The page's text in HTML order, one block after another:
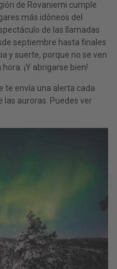
de Rovaniemi cumple
más idóneos del
de las llamadas
septiembre hasta finales
y suerte, porque no se ven
¡Y abrigarse bien!
te envía una alerta cada
las auroras. Puedes ver